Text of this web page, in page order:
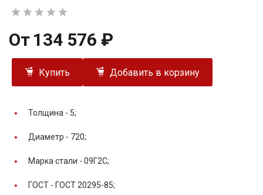
От 134 576 ₽
Купить Добавить в корзину
Толщина - 5;
Диаметр - 720;
Марка стали - 09Г2С;
ГОСТ - ГОСТ 20295-85;